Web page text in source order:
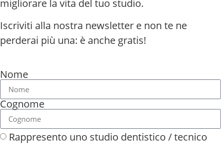
migliorare la vita del tuo studio.
Iscriviti alla nostra newsletter e non te ne
perderai più una: è anche gratis!
Nome
Cognome
Rappresento uno studio dentistico / tecnico